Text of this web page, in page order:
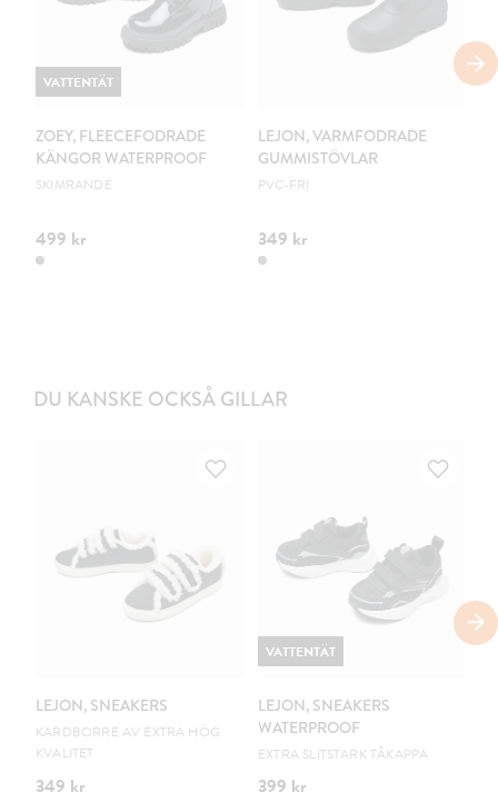
ZOEY, FLEECEFODRADE
KÄNGOR WATERPROOF
SKIMRANDE
499 kr
VATTENTÄT
LEJON, VARMFODRADE
GUMMISTÖVLAR
PVC-FRI
349 kr
DU KANSKE OCKSÅ GILLAR
LEJON, SNEAKERS
KARDBORRE AV EXTRA HÖG
KVALITET
349 kr
LEJON, SNEAKERS
WATERPROOF
EXTRA SLITSTARK TÅKAPPA
399 kr
VATTENTÄT